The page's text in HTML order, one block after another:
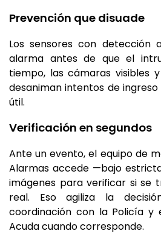
Prevención que disuade
Los sensores con detección
alarma antes de que el
tiempo, las cámaras visibles
desaniman intentos de
útil.
Verificación en segundos
Ante un evento, el equipo de
Alarmas accede —bajo
imágenes para verificar si se
real. Eso agiliza la
coordinación con la Policía y
Acuda cuando corresponde.